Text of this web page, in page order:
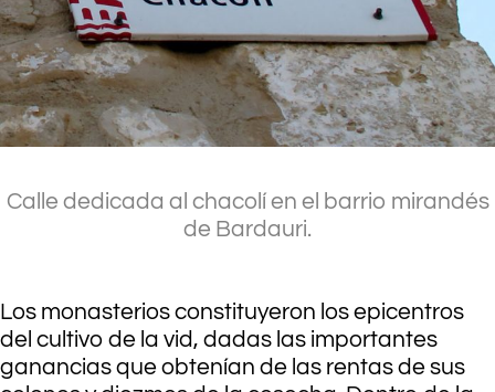
Calle dedicada al chacolí en el barrio mirandés
de Bardauri.
Los monasterios constituyeron los epicentros
del cultivo de la vid, dadas las importantes
ganancias que obtenían de las rentas de sus